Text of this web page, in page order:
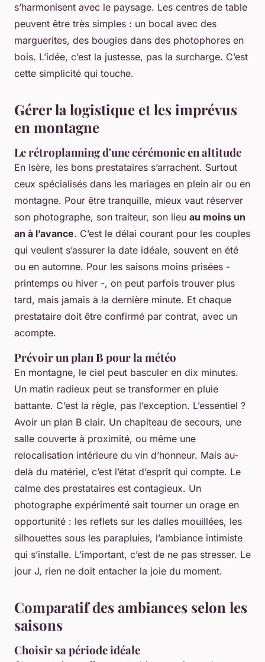
s’harmonisent avec le paysage. Les centres de table
peuvent être très simples : un bocal avec des
marguerites, des bougies dans des photophores en
bois. L’idée, c’est la justesse, pas la surcharge. C’est
cette simplicité qui touche.
Gérer la logistique et les imprévus
en montagne
Le rétroplanning d'une cérémonie en altitude
En Isère, les bons prestataires s’arrachent. Surtout
ceux spécialisés dans les mariages en plein air ou en
montagne. Pour être tranquille, mieux vaut réserver
son photographe, son traiteur, son lieu au moins un
an à l’avance. C’est le délai courant pour les couples
qui veulent s’assurer la date idéale, souvent en été
ou en automne. Pour les saisons moins prisées -
printemps ou hiver -, on peut parfois trouver plus
tard, mais jamais à la dernière minute. Et chaque
prestataire doit être confirmé par contrat, avec un
acompte.
Prévoir un plan B pour la météo
En montagne, le ciel peut basculer en dix minutes.
Un matin radieux peut se transformer en pluie
battante. C’est la règle, pas l’exception. L’essentiel ?
Avoir un plan B clair. Un chapiteau de secours, une
salle couverte à proximité, ou même une
relocalisation intérieure du vin d’honneur. Mais au-
delà du matériel, c’est l’état d’esprit qui compte. Le
calme des prestataires est contagieux. Un
photographe expérimenté sait tourner un orage en
opportunité : les reflets sur les dalles mouillées, les
silhouettes sous les parapluies, l’ambiance intimiste
qui s’installe. L’important, c’est de ne pas stresser. Le
jour J, rien ne doit entacher la joie du moment.
Comparatif des ambiances selon les
saisons
Choisir sa période idéale